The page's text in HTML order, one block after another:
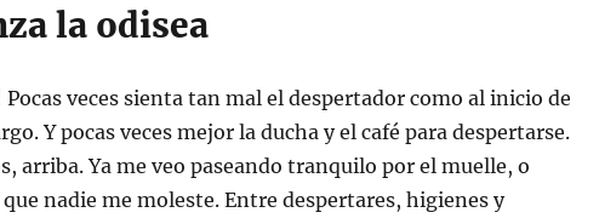
la odisea
veces sienta tan mal el despertador como al inicio de
Y pocas veces mejor la ducha y el café para despertarse.
arriba. Ya me veo paseando tranquilo por el muelle, o
nadie me moleste. Entre despertares, higienes y